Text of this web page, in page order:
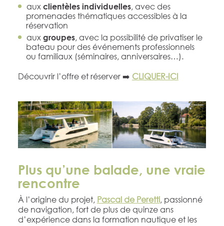
aux clientèles individuelles, avec des
promenades thématiques accessibles à la
réservation
aux groupes, avec la possibilité de privatiser le
bateau pour des événements professionnels
ou familiaux (séminaires, anniversaires…).
Découvrir l’offre et réserver ➡️ CLIQUER-ICI
Plus qu’une balade, une vraie
rencontre
À l’origine du projet, Pascal de Peretti, passionné
de navigation, fort de plus de quinze ans
d’expérience dans la formation nautique et les